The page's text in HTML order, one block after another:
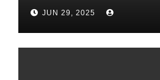
JUN 29, 2025